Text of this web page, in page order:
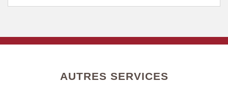
AUTRES SERVICES